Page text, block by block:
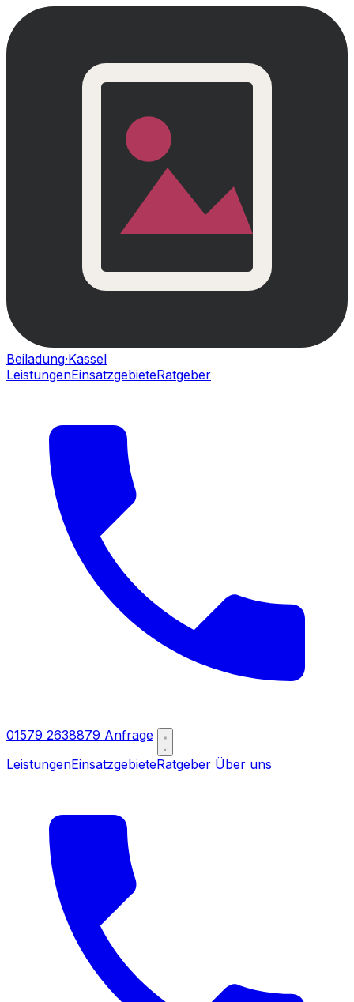
Beiladung·Kassel
LeistungenEinsatzgebieteRatgeber
01579 2638879 Anfrage
LeistungenEinsatzgebieteRatgeber Über uns